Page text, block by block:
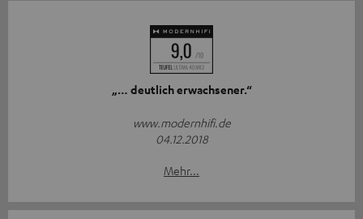
„… deutlich erwachsener.“
www.modernhifi.de
04.12.2018
Mehr...